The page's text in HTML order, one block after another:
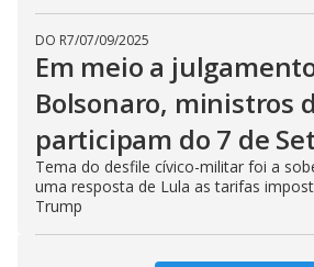
DO R7/07/09/2025
Em meio a
Bolsonaro, ministros
participam do 7 de
Tema do desfile cívico-militar foi a
uma resposta de Lula as tarifas
Trump